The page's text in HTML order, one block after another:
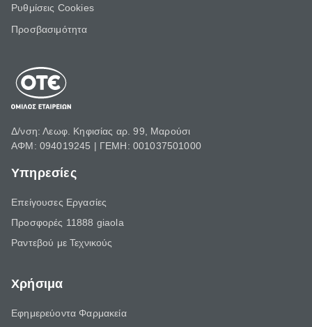
Ρυθμίσεις Cookies
Προσβασιμότητα
Δ/νση: Λεωφ. Κηφισίας αρ. 99, Μαρούσι
ΑΦΜ: 094019245 | ΓΕΜΗ: 001037501000
Υπηρεσίες
Επείγουσες Εργασίες
Προσφορές 11888 giaola
Ραντεβού με Τεχνικούς
Χρήσιμα
Εφημερεύοντα Φαρμακεία